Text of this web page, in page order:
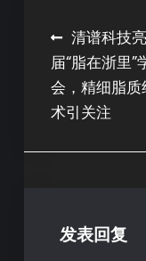
清谱科技
届“脂在浙里”
会，精细脂质
术引关注
发表回复